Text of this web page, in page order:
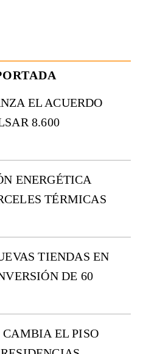
EL ACUERDO
8.600
ENERGÉTICA
TÉRMICAS
TIENDAS EN
DE 60
EL PISO